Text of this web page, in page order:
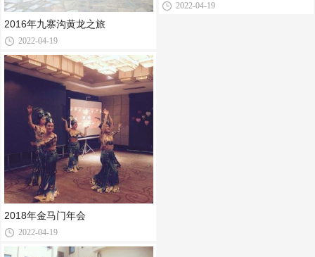
2016年九寨沟黄龙之旅
2022-04-19
2018年金马门年会
2022-04-19
2022-04-19